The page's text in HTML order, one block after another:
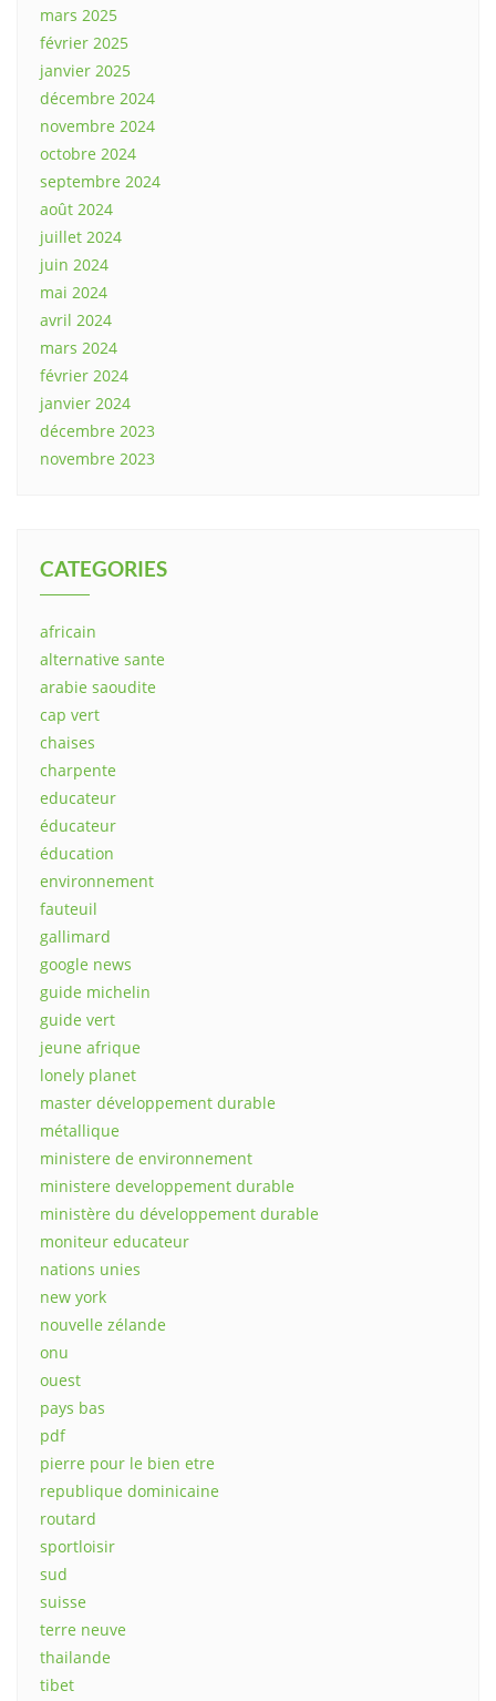
mars 2025
février 2025
janvier 2025
décembre 2024
novembre 2024
octobre 2024
septembre 2024
août 2024
juillet 2024
juin 2024
mai 2024
avril 2024
mars 2024
février 2024
janvier 2024
décembre 2023
novembre 2023
CATEGORIES
africain
alternative sante
arabie saoudite
cap vert
chaises
charpente
educateur
éducateur
éducation
environnement
fauteuil
gallimard
google news
guide michelin
guide vert
jeune afrique
lonely planet
master développement durable
métallique
ministere de environnement
ministere developpement durable
ministère du développement durable
moniteur educateur
nations unies
new york
nouvelle zélande
onu
ouest
pays bas
pdf
pierre pour le bien etre
republique dominicaine
routard
sportloisir
sud
suisse
terre neuve
thailande
tibet